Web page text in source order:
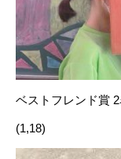
ベストフレンド賞
(1,18)